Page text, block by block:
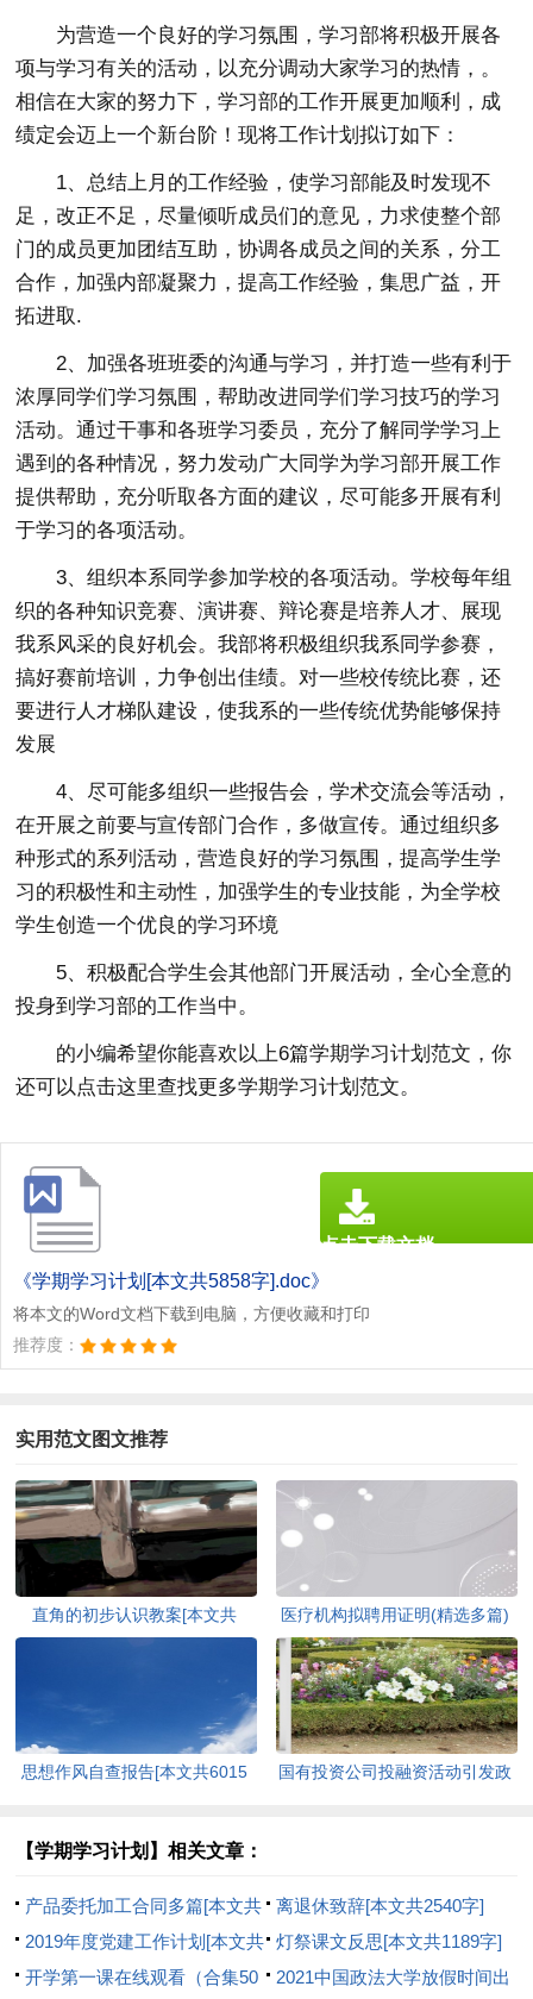
为营造一个良好的学习氛围，学习部将积极开展各
项与学习有关的活动，以充分调动大家学习的热情，。
相信在大家的努力下，学习部的工作开展更加顺利，成
绩定会迈上一个新台阶！现将工作计划拟订如下：
1、总结上月的工作经验，使学习部能及时发现不
足，改正不足，尽量倾听成员们的意见，力求使整个部
门的成员更加团结互助，协调各成员之间的关系，分工
合作，加强内部凝聚力，提高工作经验，集思广益，开
拓进取.
2、加强各班班委的沟通与学习，并打造一些有利于
浓厚同学们学习氛围，帮助改进同学们学习技巧的学习
活动。通过干事和各班学习委员，充分了解同学学习上
遇到的各种情况，努力发动广大同学为学习部开展工作
提供帮助，充分听取各方面的建议，尽可能多开展有利
于学习的各项活动。
3、组织本系同学参加学校的各项活动。学校每年组
织的各种知识竞赛、演讲赛、辩论赛是培养人才、展现
我系风采的良好机会。我部将积极组织我系同学参赛，
搞好赛前培训，力争创出佳绩。对一些校传统比赛，还
要进行人才梯队建设，使我系的一些传统优势能够保持
发展
4、尽可能多组织一些报告会，学术交流会等活动，
在开展之前要与宣传部门合作，多做宣传。通过组织多
种形式的系列活动，营造良好的学习氛围，提高学生学
习的积极性和主动性，加强学生的专业技能，为全学校
学生创造一个优良的学习环境
5、积极配合学生会其他部门开展活动，全心全意的
投身到学习部的工作当中。
的小编希望你能喜欢以上6篇学期学习计划范文，你
还可以点击这里查找更多学期学习计划范文。
《学期学习计划[本文共5858字].doc》
将本文的Word文档下载到电脑，方便收藏和打印
推荐度：
点击下载文档
实用范文图文推荐
直角的初步认识教案[本文共
医疗机构拟聘用证明(精选多篇)
[本文共1119字]
思想作风自查报告[本文共6015
国有投资公司投融资活动引发政
【学期学习计划】相关文章：
产品委托加工合同多篇[本文共
2622字]
离退休致辞[本文共2540字]
2019年度党建工作计划[本文共
1618字]
灯祭课文反思[本文共1189字]
开学第一课在线观看（合集50
2021中国政法大学放假时间出